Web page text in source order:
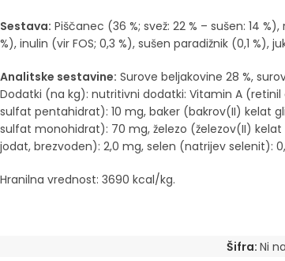
Sestava: Piščanec (36 %; svež: 22 % – sušen: 14
%), inulin (vir FOS; 0,3 %), sušen paradižnik (0,1 %),
Analitske sestavine: Surove beljakovine 28 %,
Dodatki (na kg): nutritivni dodatki: Vitamin A
sulfat pentahidrat): 10 mg, baker (bakrov(II) kelat
sulfat monohidrat): 70 mg, železo (železov(II)
jodat, brezvoden): 2,0 mg, selen (natrijev selenit):
Hranilna vrednost: 3690 kcal/kg.
Šifra: Ni